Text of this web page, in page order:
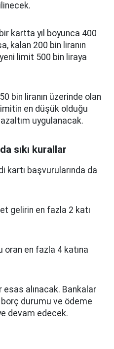
kartta yıl boyunca 400
kalan 200 bin liranın
limit 500 bin liraya
bin liranın üzerinde olan
en düşük olduğu
uygulanacak.
sıkı kurallar
kartı başvurularında da
gelirin en fazla 2 katı
oran en fazla 4 katına
alınacak. Bankalar
durumu ve ödeme
devam edecek.